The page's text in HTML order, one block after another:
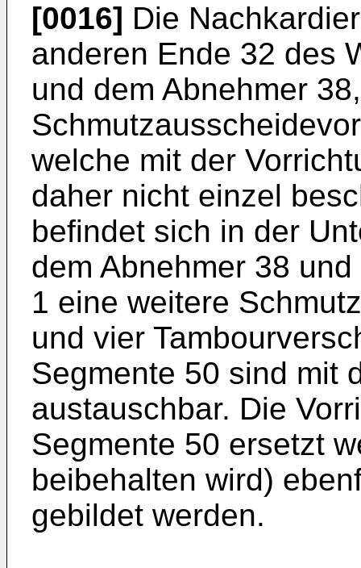
[0016] Die
anderen Ende 32 des
und dem Abnehmer
welche mit der
daher nicht einzel
befindet sich in der
dem Abnehmer 38
1 eine weitere
und vier
Segmente 50 sind mit
austauschbar. Die
Segmente 50 ersetzt
beibehalten wird)
gebildet werden.